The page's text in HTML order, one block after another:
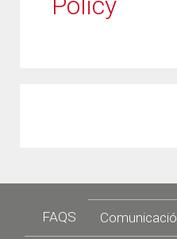
Footer
FAQS Comunicació